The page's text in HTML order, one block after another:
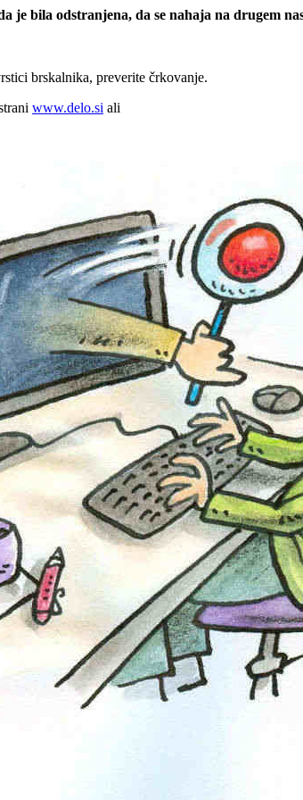
je bila odstranjena, da se nahaja na drugem
brskalnika, preverite črkovanje.
www.delo.si ali